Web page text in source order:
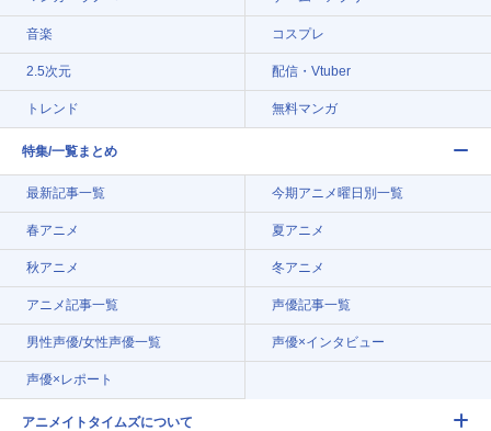
音楽 コスプレ
2.5次元 配信・Vtuber
トレンド 無料マンガ
特集/一覧まとめ
最新記事一覧 今期アニメ曜日別一覧
春アニメ 夏アニメ
秋アニメ 冬アニメ
アニメ記事一覧 声優記事一覧
男性声優/女性声優一覧 声優×インタビュー
声優×レポート
アニメイトタイムズについて